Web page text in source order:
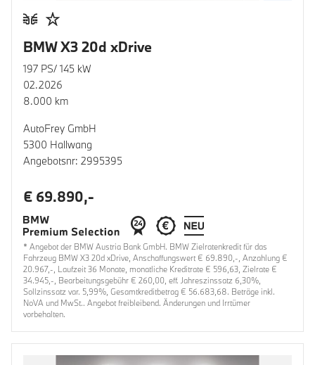
BMW X3 20d xDrive
197 PS/ 145 kW
02.2026
8.000 km
AutoFrey GmbH
5300 Hallwang
Angebotsnr: 2995395
€ 69.890,-
* Angebot der BMW Austria Bank GmbH. BMW Zielratenkredit für das
Fahrzeug BMW X3 20d xDrive, Anschaffungswert € 69.890,-, Anzahlung €
20.967,-, Laufzeit 36 Monate, monatliche Kreditrate € 596,63, Zielrate €
34.945,-, Bearbeitungsgebühr € 260,00, eff. Jahreszinssatz 6,30%,
Sollzinssatz var. 5,99%, Gesamtkreditbetrag € 56.683,68. Beträge inkl.
NoVA und MwSt.. Angebot freibleibend. Änderungen und Irrtümer
vorbehalten.